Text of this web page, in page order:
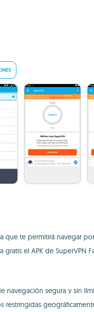
que te permitirá navegar
el APK de
navegación segura y sin
restringidas